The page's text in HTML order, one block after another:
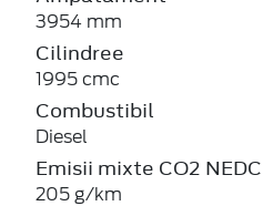
3954 mm
Cilindree
1995 cmc
Combustibil
Diesel
Emisii mixte CO2 NEDC
205 g/km